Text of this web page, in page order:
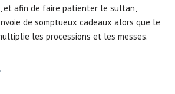
et afin de faire patienter le sultan,
de somptueux cadeaux alors que le
les processions et les messes.